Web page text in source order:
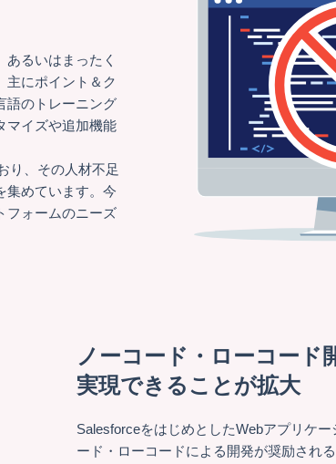
るいはまったく
主にポイント＆ク
語のトレーニング
マイズや追加機能
り、その人材不足
集めています。今
フォームのニーズ
ノーコード・ローコード
実現できることが拡大
SalesforceをはじめとしたWebアプリケ
ード・ローコードによる開発が奨励され